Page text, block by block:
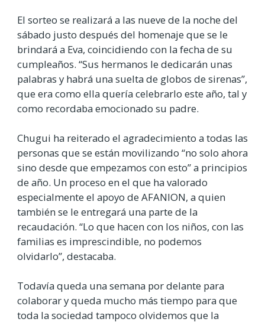
El sorteo se realizará a las nueve de la noche del
sábado justo después del homenaje que se le
brindará a Eva, coincidiendo con la fecha de su
cumpleaños. “Sus hermanos le dedicarán unas
palabras y habrá una suelta de globos de sirenas”,
que era como ella quería celebrarlo este año, tal y
como recordaba emocionado su padre.
Chugui ha reiterado el agradecimiento a todas las
personas que se están movilizando “no solo ahora
sino desde que empezamos con esto” a principios
de año. Un proceso en el que ha valorado
especialmente el apoyo de AFANION, a quien
también se le entregará una parte de la
recaudación. “Lo que hacen con los niños, con las
familias es imprescindible, no podemos
olvidarlo”, destacaba.
Todavía queda una semana por delante para
colaborar y queda mucho más tiempo para que
toda la sociedad tampoco olvidemos que la